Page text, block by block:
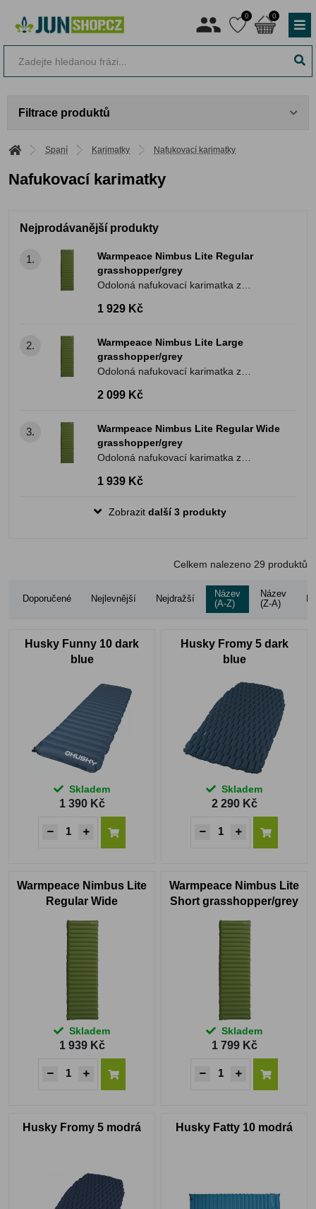
0 0
Filtrace produktů
Spaní Karimatky Nafukovací karimatky
Nafukovací karimatky
Nejprodávanější produkty
1.
Warmpeace Nimbus Lite Regular
grasshopper/grey
Odoloná nafukovací karimatka z
pevnějšího materiálu a vnitřní náplní
1 929 Kč
2.
Warmpeace Nimbus Lite Large
grasshopper/grey
Odoloná nafukovací karimatka z
pevnějšího materiálu a vnitřní náplní
2 099 Kč
3.
Warmpeace Nimbus Lite Regular Wide
grasshopper/grey
Odoloná nafukovací karimatka z
pevnějšího materiálu a vnitřní náplní
1 939 Kč
Zobrazit další 3 produkty
Celkem nalezeno 29 produktů
Doporučené Nejlevnější Nejdražší
Název
(A-Z)
Název
(Z-A)
Husky Funny 10 dark
blue
Skladem
1 390 Kč
Husky Fromy 5 dark
blue
Skladem
2 290 Kč
Warmpeace Nimbus Lite
Regular Wide
Skladem
1 939 Kč
Warmpeace Nimbus Lite
Short grasshopper/grey
Skladem
1 799 Kč
Husky Fromy 5 modrá Husky Fatty 10 modrá